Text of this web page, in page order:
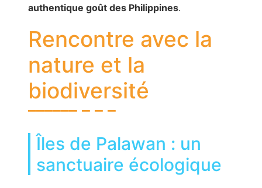
authentique goût des Philippines.
Rencontre avec la
nature et la
biodiversité
Îles de Palawan : un
sanctuaire écologique